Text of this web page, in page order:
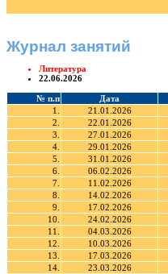
Журнал занятий
Литература
22.06.2026
№ п.п Дата
1.
21.01.2026
2.
22.01.2026
3.
27.01.2026
4.
29.01.2026
5.
31.01.2026
6.
06.02.2026
7.
11.02.2026
8.
14.02.2026
9.
17.02.2026
10.
24.02.2026
11.
04.03.2026
12.
10.03.2026
13.
17.03.2026
14.
23.03.2026